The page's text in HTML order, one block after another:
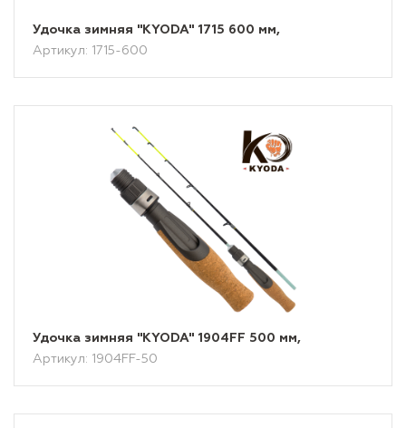
Удочка зимняя "KYODA" 1715 600 мм,
Артикул: 1715-600
Удочка зимняя "KYODA" 1904FF 500 мм,
Артикул: 1904FF-50